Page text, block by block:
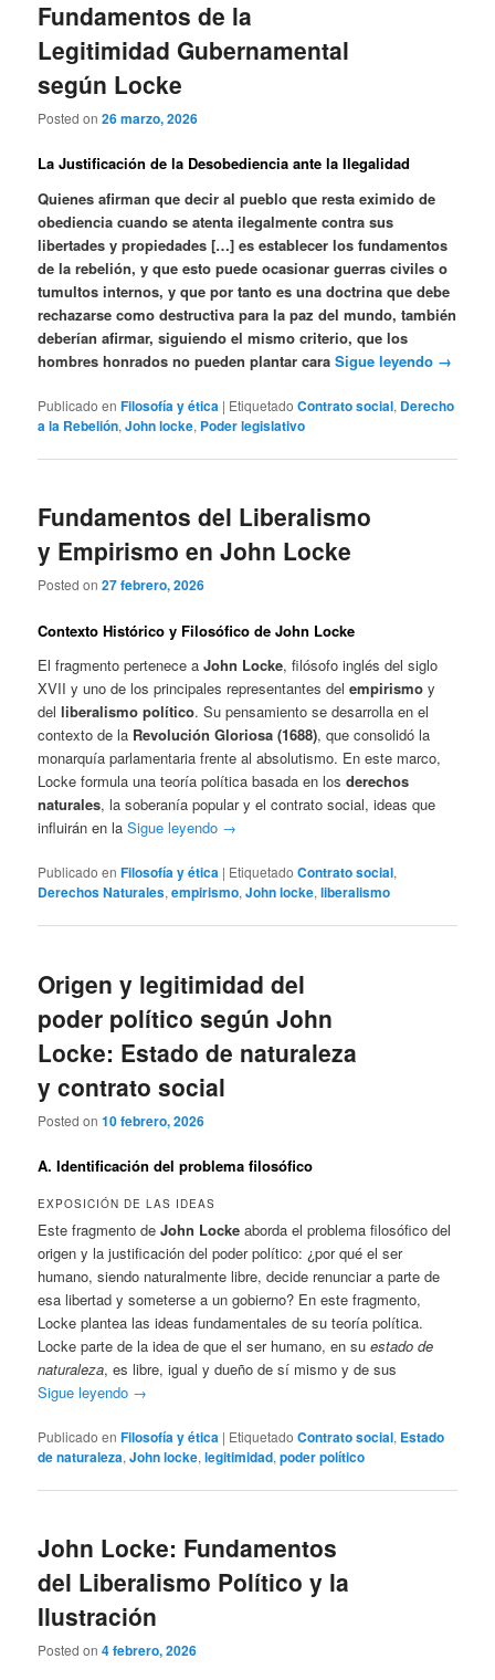
Fundamentos de la
Legitimidad Gubernamental
según Locke
Posted on26 marzo, 2026
La Justificación de la Desobediencia ante la Ilegalidad
Quienes afirman que decir al pueblo que resta eximido de
obediencia cuando se atenta ilegalmente contra sus
libertades y propiedades […] es establecer los fundamentos
de la rebelión, y que esto puede ocasionar guerras civiles o
tumultos internos, y que por tanto es una doctrina que debe
rechazarse como destructiva para la paz del mundo, también
deberían afirmar, siguiendo el mismo criterio, que los
hombres honrados no pueden plantar caraSigue leyendo →
Publicado en Filosofía y ética | Etiquetado Contrato social, Derecho
a la Rebelión,John locke, Poder legislativo
Fundamentos del Liberalismo
y Empirismo en John Locke
Posted on27 febrero, 2026
Contexto Histórico y Filosófico de John Locke
El fragmento pertenece aJohn Locke, filósofo inglés del siglo
XVII y uno de los principales representantes delempirismo y
delliberalismo político. Su pensamiento se desarrolla en el
contexto de la Revolución Gloriosa (1688), que consolidó la
monarquía parlamentaria frente al absolutismo. En este marco,
Locke formula una teoría política basada en losderechos
naturales, la soberanía popular y el contrato social, ideas que
influirán en laSigue leyendo →
Publicado en Filosofía y ética | Etiquetado Contrato social,
Derechos Naturales,empirismo,John locke,liberalismo
Origen y legitimidad del
poder político según John
Locke: Estado de naturaleza
y contrato social
Posted on10 febrero, 2026
A. Identificación del problema filosófico
EXPOSICIÓN DE LAS IDEAS
Este fragmento deJohn Locke aborda el problema filosófico del
origen y la justificación del poder político: ¿por qué el ser
humano, siendo naturalmente libre, decide renunciar a parte de
esa libertad y someterse a un gobierno? En este fragmento,
Locke plantea las ideas fundamentales de su teoría política.
Locke parte de la idea de que el ser humano, en suestado de
naturaleza, es libre, igual y dueño de sí mismo y de sus
Sigue leyendo →
Publicado en Filosofía y ética | Etiquetado Contrato social, Estado
de naturaleza,John locke,legitimidad,poder político
John Locke: Fundamentos
del Liberalismo Político y la
Ilustración
Posted on4 febrero, 2026